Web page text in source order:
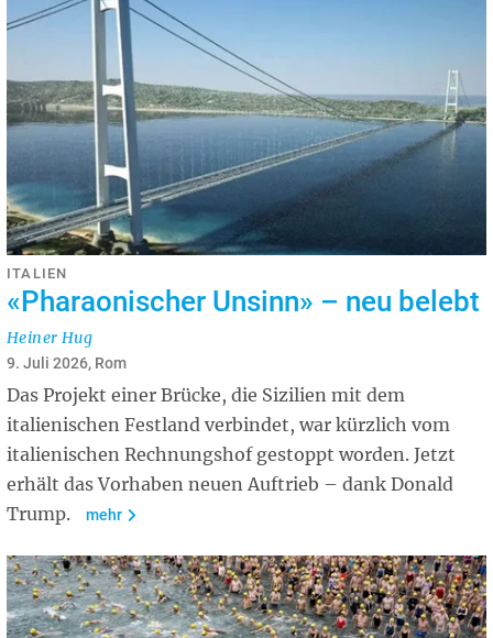
ITALIEN
«Pharaonischer Unsinn» – neu belebt
Heiner Hug
9. Juli 2026, Rom
Das Projekt einer Brücke, die Sizilien mit dem
italienischen Festland verbindet, war kürzlich vom
italienischen Rechnungshof gestoppt worden. Jetzt
erhält das Vorhaben neuen Auftrieb – dank Donald
Trump.
mehr